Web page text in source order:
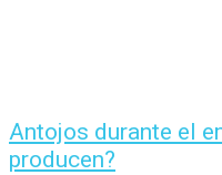
Antojos durante el
producen?